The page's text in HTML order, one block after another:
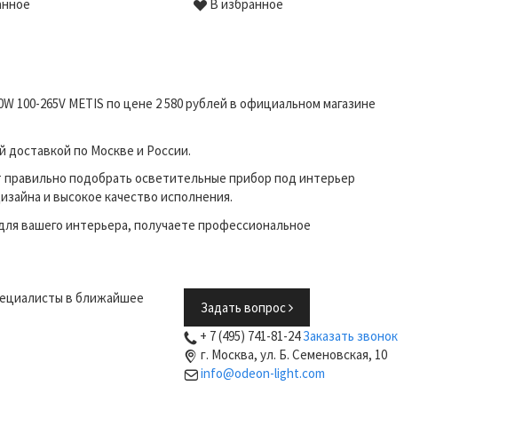
В избранное
100-265V METIS по цене 2 580 рублей в официальном магазине
доставкой по Москве и России.
подобрать осветительные прибор под интерьер
и высокое качество исполнения.
вашего интерьера, получаете профессиональное
в ближайшее
Задать вопрос
+ 7 (495) 741-81-24Заказать звонок
г. Москва, ул. Б. Семеновская, 10
info@odeon-light.com